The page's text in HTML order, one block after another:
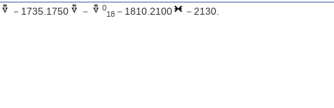
－1735.1750 － 0
18－1810.2100 －2130.